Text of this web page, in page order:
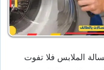
الملابس فلا تفوت